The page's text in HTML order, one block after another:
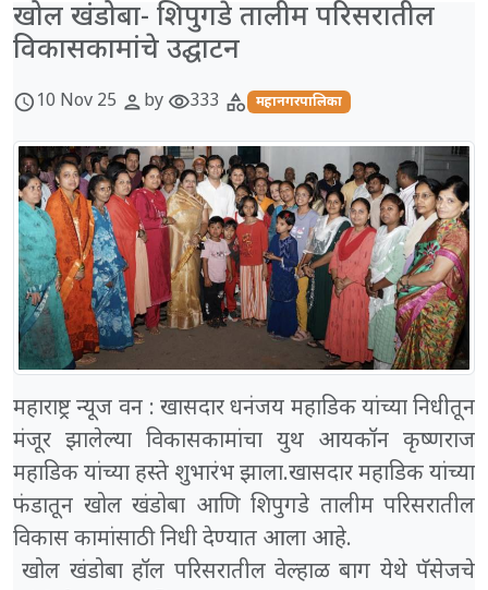
खोल खंडोबा- शिपुगडे तालीम परिसरातील
विकासकामांचे उद्घाटन
schedule10 Nov 25 personby visibility333 category महानगरपालिका
महाराष्ट्र न्यूज वन : खासदार धनंजय महाडिक यांच्या निधीतून
मंजूर झालेल्या विकासकामांचा युथ आयकॉन कृष्णराज
महाडिक यांच्या हस्ते शुभारंभ झाला.खासदार महाडिक यांच्या
फंडातून खोल खंडोबा आणि शिपुगडे तालीम परिसरातील
विकास कामांसाठी निधी देण्यात आला आहे.
खोल खंडोबा हॉल परिसरातील वेल्हाळ बाग येथे पॅसेजचे